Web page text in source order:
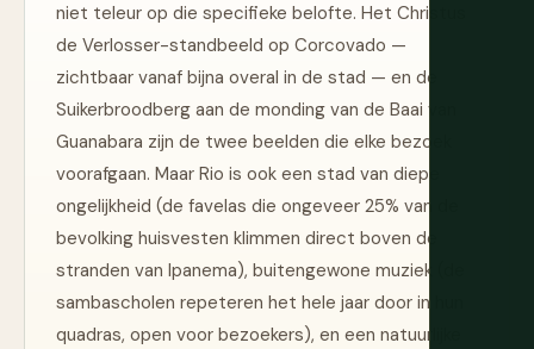
niet teleur op die specifieke belofte. Het Christus
de Verlosser-standbeeld op Corcovado —
zichtbaar vanaf bijna overal in de stad — en de
Suikerbroodberg aan de monding van de Baai van
Guanabara zijn de twee beelden die elke bezoek
voorafgaan. Maar Rio is ook een stad van diepe
ongelijkheid (de favelas die ongeveer 25% van de
bevolking huisvesten klimmen direct boven de
stranden van Ipanema), buitengewone muziek (de
sambascholen repeteren het hele jaar door in hun
quadras, open voor bezoekers), en een natuurlijke